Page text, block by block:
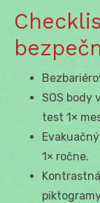
SOS body
test 1×
1× ročne.